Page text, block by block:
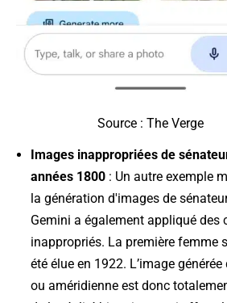
Source : The Verge
Images inappropriées de
années 1800 : Un autre exemple
la génération d'images de
Gemini a également appliqué des
inappropriés. La première femme
été élue en 1922. L’image
ou améridienne est donc